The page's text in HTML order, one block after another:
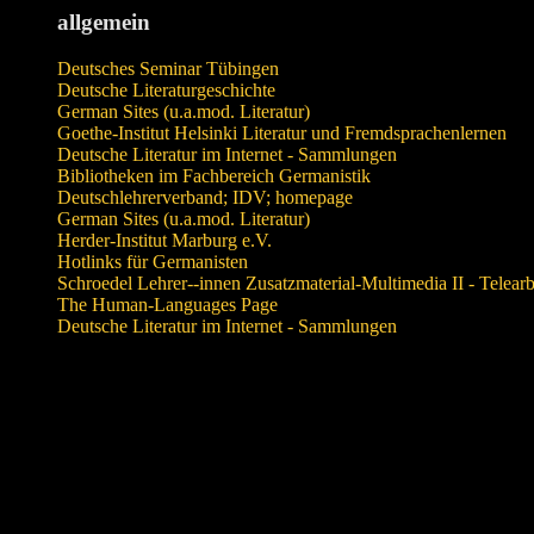
allgemein
Deutsches Seminar Tübingen
Deutsche Literaturgeschichte
German Sites (u.a.mod. Literatur)
Goethe-Institut Helsinki Literatur und Fremdsprachenlernen
Deutsche Literatur im Internet - Sammlungen
Bibliotheken im Fachbereich Germanistik
Deutschlehrerverband; IDV; homepage
German Sites (u.a.mod. Literatur)
Herder-Institut Marburg e.V.
Hotlinks für Germanisten
Schroedel Lehrer--innen Zusatzmaterial-Multimedia II -
The Human-Languages Page
Deutsche Literatur im Internet - Sammlungen